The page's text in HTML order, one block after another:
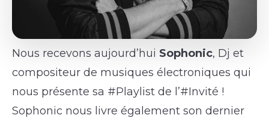
Nous recevons aujourd’hui Sophonic, Dj et
compositeur de musiques électroniques qui
nous présente sa #Playlist de l’#Invité !
Sophonic nous livre également son dernier